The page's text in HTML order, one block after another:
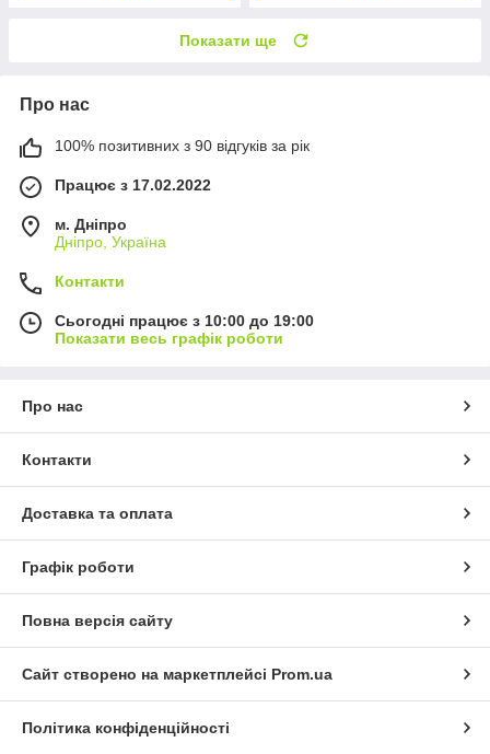
Показати ще
Про нас
100% позитивних з 90 відгуків за рік
Працює з 17.02.2022
м. Дніпро
Дніпро, Україна
Контакти
Сьогодні працює з 10:00 до 19:00
Показати весь графік роботи
Про нас
Контакти
Доставка та оплата
Графік роботи
Повна версія сайту
Сайт створено на маркетплейсі Prom.ua
Політика конфіденційності